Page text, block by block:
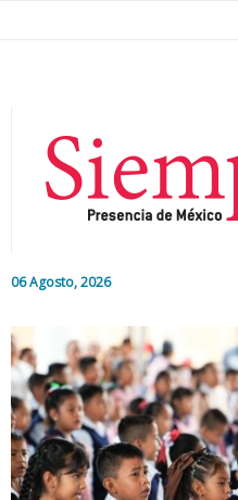
06 Agosto, 2026
Editorial
Nacional
Colaboradores